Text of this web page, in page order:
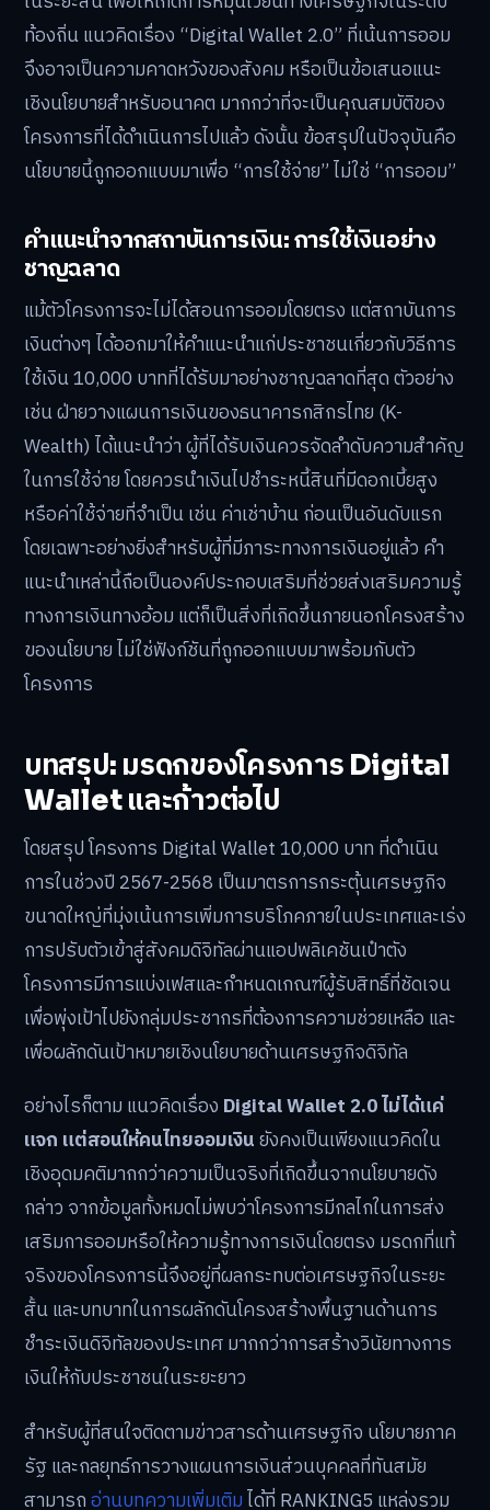
ท้องถิ่น แนวคิดเรื่อง “Digital Wallet 2.0” ที่เน้นการออม
จึงอาจเป็นความคาดหวังของสังคม หรือเป็นข้อเสนอแนะ
เชิงนโยบายสำหรับอนาคต มากกว่าที่จะเป็นคุณสมบัติของ
โครงการที่ได้ดำเนินการไปแล้ว ดังนั้น ข้อสรุปในปัจจุบันคือ
นโยบายนี้ถูกออกแบบมาเพื่อ “การใช้จ่าย” ไม่ใช่ “การออม”
คำแนะนำจากสถาบันการเงิน: การใช้เงินอย่าง
ชาญฉลาด
แม้ตัวโครงการจะไม่ได้สอนการออมโดยตรง แต่สถาบันการ
เงินต่างๆ ได้ออกมาให้คำแนะนำแก่ประชาชนเกี่ยวกับวิธีการ
ใช้เงิน 10,000 บาทที่ได้รับมาอย่างชาญฉลาดที่สุด ตัวอย่าง
เช่น ฝ่ายวางแผนการเงินของธนาคารกสิกรไทย (K-
Wealth) ได้แนะนำว่า ผู้ที่ได้รับเงินควรจัดลำดับความสำคัญ
ในการใช้จ่าย โดยควรนำเงินไปชำระหนี้สินที่มีดอกเบี้ยสูง
หรือค่าใช้จ่ายที่จำเป็น เช่น ค่าเช่าบ้าน ก่อนเป็นอันดับแรก
โดยเฉพาะอย่างยิ่งสำหรับผู้ที่มีภาระทางการเงินอยู่แล้ว คำ
แนะนำเหล่านี้ถือเป็นองค์ประกอบเสริมที่ช่วยส่งเสริมความรู้
ทางการเงินทางอ้อม แต่ก็เป็นสิ่งที่เกิดขึ้นภายนอกโครงสร้าง
ของนโยบาย ไม่ใช่ฟังก์ชันที่ถูกออกแบบมาพร้อมกับตัว
โครงการ
บทสรุป: มรดกของโครงการ Digital
Wallet และก้าวต่อไป
โดยสรุป โครงการ Digital Wallet 10,000 บาท ที่ดำเนิน
การในช่วงปี 2567-2568 เป็นมาตรการกระตุ้นเศรษฐกิจ
ขนาดใหญ่ที่มุ่งเน้นการเพิ่มการบริโภคภายในประเทศและเร่ง
การปรับตัวเข้าสู่สังคมดิจิทัลผ่านแอปพลิเคชันเป๋าตัง
โครงการมีการแบ่งเฟสและกำหนดเกณฑ์ผู้รับสิทธิ์ที่ชัดเจน
เพื่อพุ่งเป้าไปยังกลุ่มประชากรที่ต้องการความช่วยเหลือ และ
เพื่อผลักดันเป้าหมายเชิงนโยบายด้านเศรษฐกิจดิจิทัล
อย่างไรก็ตาม แนวคิดเรื่อง Digital Wallet 2.0 ไม่ได้แค่
แจก แต่สอนให้คนไทยออมเงินยังคงเป็นเพียงแนวคิดใน
เชิงอุดมคติมากกว่าความเป็นจริงที่เกิดขึ้นจากนโยบายดัง
กล่าว จากข้อมูลทั้งหมดไม่พบว่าโครงการมีกลไกในการส่ง
เสริมการออมหรือให้ความรู้ทางการเงินโดยตรง มรดกที่แท้
จริงของโครงการนี้จึงอยู่ที่ผลกระทบต่อเศรษฐกิจในระยะ
สั้น และบทบาทในการผลักดันโครงสร้างพื้นฐานด้านการ
ชำระเงินดิจิทัลของประเทศ มากกว่าการสร้างวินัยทางการ
เงินให้กับประชาชนในระยะยาว
สำหรับผู้ที่สนใจติดตามข่าวสารด้านเศรษฐกิจ นโยบายภาค
รัฐ และกลยุทธ์การวางแผนการเงินส่วนบุคคลที่ทันสมัย
สามารถอ่านบทความเพิ่มเติมได้ที่ RANKING5 แหล่งรวม